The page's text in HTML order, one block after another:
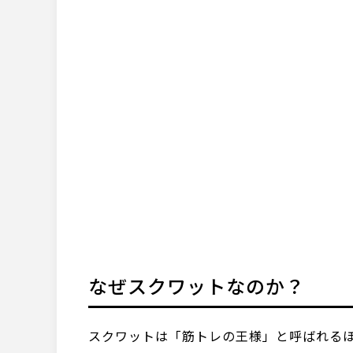
なぜスクワットなのか？
スクワットは「筋トレの王様」と呼ばれる